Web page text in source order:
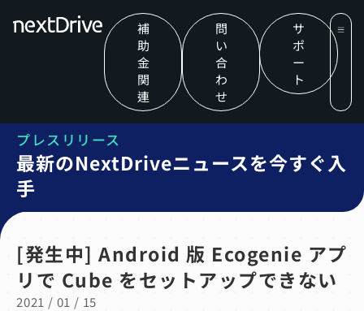
補
助
金
関
連
問
い
合
わ
せ
サ
ポ
ー
ト
プレスリリース
最新のNextDriveニュースを今すぐ入
手
[発生中] Android 版 Ecogenie アプ
リで Cube をセットアップできない
2021 / 01 / 15